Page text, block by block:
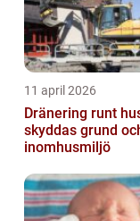
11 april 2026
Dränering runt
skyddas grund
inomhusmiljö